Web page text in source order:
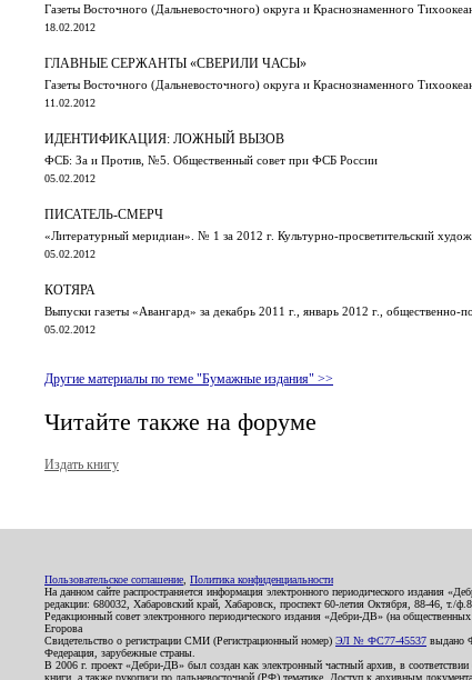
Газеты Восточного (Дальневосточного) округа и Краснознаменного
18.02.2012
ГЛАВНЫЕ СЕРЖАНТЫ «СВЕРИЛИ ЧАСЫ»
Газеты Восточного (Дальневосточного) округа и Краснознаменного
11.02.2012
ИДЕНТИФИКАЦИЯ: ЛОЖНЫЙ ВЫЗОВ
ФСБ: За и Против, №5. Общественный совет при ФСБ России
05.02.2012
ПИСАТЕЛЬ-СМЕРЧ
«Литературный меридиан». № 1 за 2012 г. Культурно-просветительский
05.02.2012
КОТЯРА
Выпуски газеты «Авангард» за декабрь 2011 г., январь 2012 г., общественно-
05.02.2012
Другие материалы по теме "Бумажные издания" >>
Читайте также на форуме
Издать книгу
Пользовательское соглашение Политика конфиденциальности
На данном сайте распространяется информация электронного периодического
редакции: 680032, Хабаровский край, Хабаровск, проспект 60-летия Октября, 88-46, т./
Редакционный совет электронного периодического издания «Дебри-ДВ» (на
Егорова
Свидетельство о регистрации СМИ (Регистрационный номер) ЭЛ № ФС77-45537 выдано
Федерация, зарубежные страны.
В 2006 г. проект «Дебри-ДВ» был создан как электронный частный архив, в соответствии
книги, а также рукописи по дальневосточной (РФ) тематике. Доступ к архивным